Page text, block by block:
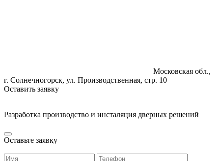
Московская обл.,
г. Солнечногорск, ул. Производственная, стр. 10
Оставить заявку
Разработка производство и инсталяция дверных решений
Оставьте заявку